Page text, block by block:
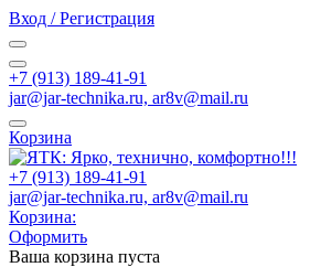
Вход / Регистрация
+7 (913) 189-41-91
jar@jar-technika.ru, ar8v@mail.ru
Корзина
+7 (913) 189-41-91
jar@jar-technika.ru, ar8v@mail.ru
Корзина:
Оформить
Ваша корзина пуста